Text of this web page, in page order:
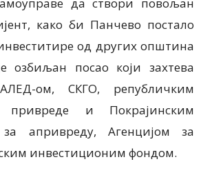
како би Панчево постало
од других општина
озбиљан посао који захтева
ом, СКГО, републичким
привреде и Покрајинским
за апривреду, Агенцијом за
инвестиционим фондом.